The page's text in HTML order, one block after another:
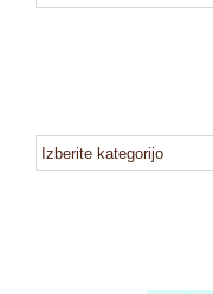
kategorije